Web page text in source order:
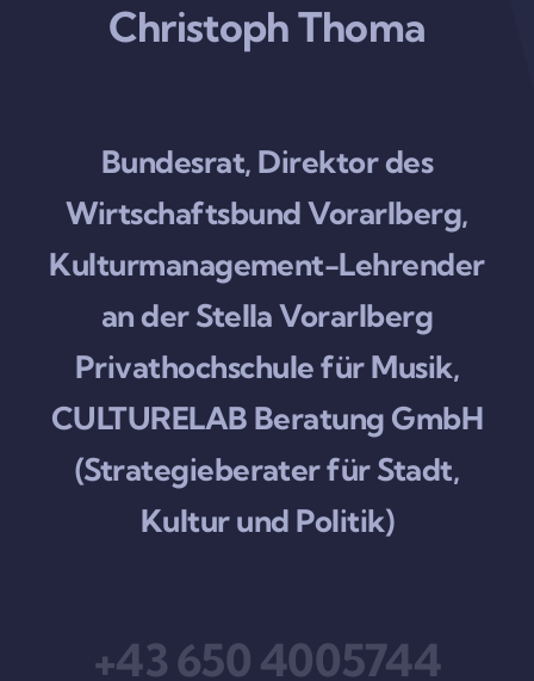
Christoph Thoma
Bundesrat, Direktor des
Wirtschaftsbund Vorarlberg,
Kulturmanagement-Lehrender
an der Stella Vorarlberg
Privathochschule für Musik,
CULTURELAB Beratung GmbH
(Strategieberater für Stadt,
Kultur und Politik)
+43 650 4005744